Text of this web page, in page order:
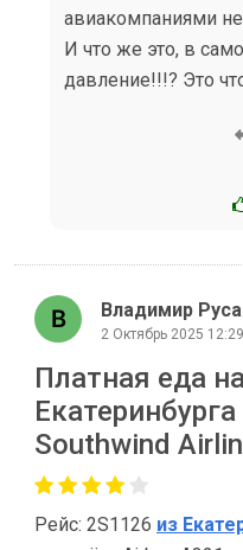
авиакомпаниями
И что же это, в
давление!!!? Это
Владимир
2 Октябрь 2025 12:29
Платная еда
Southwind
Рейс: 2S1126 из